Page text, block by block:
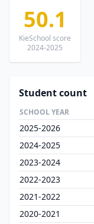
50.1
KieSchool score
2024-2025
Student count
SCHOOL YEAR
2025-2026
2024-2025
2023-2024
2022-2023
2021-2022
2020-2021